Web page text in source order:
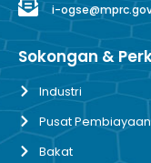
i-
Sokongan &
Industri
Pusat Pembiayaan
Bakat